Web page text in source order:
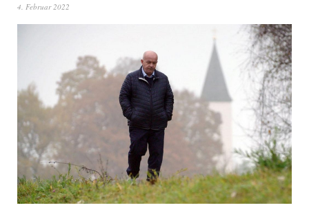
4. Februar 2022